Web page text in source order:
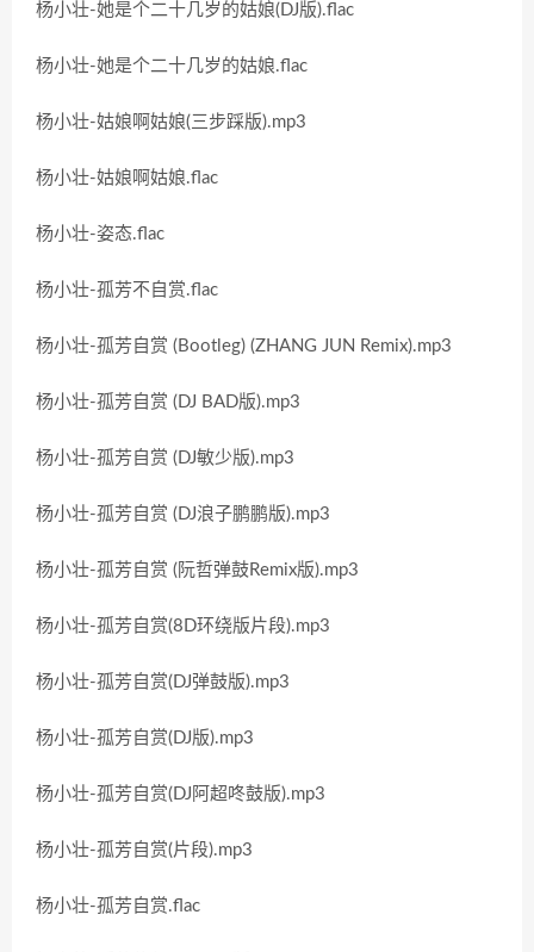
杨小壮-她是个二十几岁的姑娘(DJ版).flac
杨小壮-她是个二十几岁的姑娘.flac
杨小壮-姑娘啊姑娘(三步踩版).mp3
杨小壮-姑娘啊姑娘.flac
杨小壮-姿态.flac
杨小壮-孤芳不自赏.flac
杨小壮-孤芳自赏 (Bootleg) (ZHANG JUN Remix).mp3
杨小壮-孤芳自赏 (DJ BAD版).mp3
杨小壮-孤芳自赏 (DJ敏少版).mp3
杨小壮-孤芳自赏 (DJ浪子鹏鹏版).mp3
杨小壮-孤芳自赏 (阮哲弹鼓Remix版).mp3
杨小壮-孤芳自赏(8D环绕版片段).mp3
杨小壮-孤芳自赏(DJ弹鼓版).mp3
杨小壮-孤芳自赏(DJ版).mp3
杨小壮-孤芳自赏(DJ阿超咚鼓版).mp3
杨小壮-孤芳自赏(片段).mp3
杨小壮-孤芳自赏.flac